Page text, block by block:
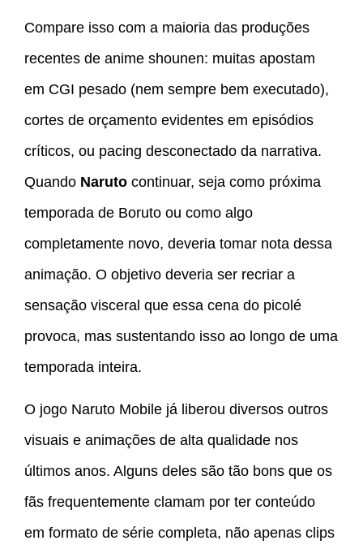
Compare isso com a maioria das produções
recentes de anime shounen: muitas apostam
em CGI pesado (nem sempre bem executado),
cortes de orçamento evidentes em episódios
críticos, ou pacing desconectado da narrativa.
Quando Naruto continuar, seja como próxima
temporada de Boruto ou como algo
completamente novo, deveria tomar nota dessa
animação. O objetivo deveria ser recriar a
sensação visceral que essa cena do picolé
provoca, mas sustentando isso ao longo de uma
temporada inteira.
O jogo Naruto Mobile já liberou diversos outros
visuais e animações de alta qualidade nos
últimos anos. Alguns deles são tão bons que os
fãs frequentemente clamam por ter conteúdo
em formato de série completa, não apenas clips